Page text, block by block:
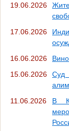
19.06.2026
17.06.2026
16.06.2026
15.06.2026
Суд
11.06.2026
В